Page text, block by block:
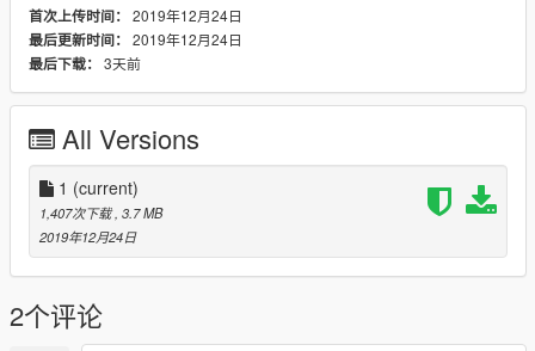
首次上传时间： 2019年12月24日
最后更新时间： 2019年12月24日
最后下载： 3天前
All Versions
1 (current)
1,407次下载 , 3.7 MB
2019年12月24日
2个评论